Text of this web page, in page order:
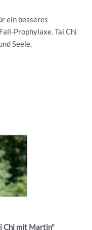
ein besseres
Prophylaxe. Tai Chi
Seele.
Chi mit Martin"